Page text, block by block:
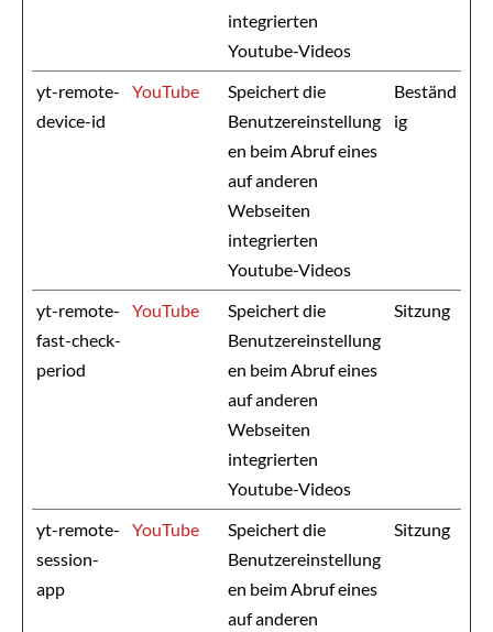
integrierten
Youtube-Videos
yt-remote-
device-id
YouTube
Speichert die
Benutzereinstellung
en beim Abruf eines
auf anderen
Webseiten
integrierten
Youtube-Videos
Beständ
ig
yt-remote-
fast-check-
period
YouTube
Speichert die
Benutzereinstellung
en beim Abruf eines
auf anderen
Webseiten
integrierten
Youtube-Videos
Sitzung
yt-remote-
session-
app
YouTube
Speichert die
Benutzereinstellung
en beim Abruf eines
auf anderen
Sitzung